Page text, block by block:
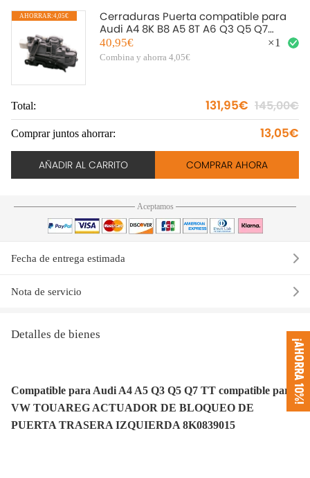
AHORRAR:4,05€
Cerraduras Puerta compatible para
Audi A4 8K B8 A5 8T A6 Q3 Q5 Q7
Trasera Derecha 8K0839016
40,95€
Combina y ahorra 4,05€
×1
Total: 131,95€ 145,00€
Comprar juntos ahorrar: 13,05€
AÑADIR AL CARRITO COMPRAR AHORA
Aceptamos
Fecha de entrega estimada
Nota de servicio
Detalles de bienes
Compatible para Audi A4 A5 Q3 Q5 Q7 TT compatible para
VW TOUAREG ACTUADOR DE BLOQUEO DE
PUERTA TRASERA IZQUIERDA 8K0839015
¡AHORRA 10%!